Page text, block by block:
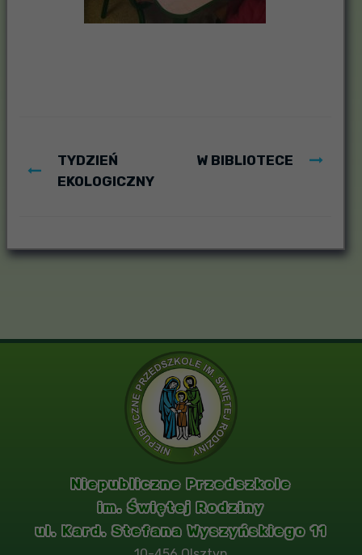
TYDZIEŃ
EKOLOGICZNY
W BIBLIOTECE
Niepubliczne Przedszkole
im. Świętej Rodziny
ul. Kard. Stefana Wyszyńskiego 11